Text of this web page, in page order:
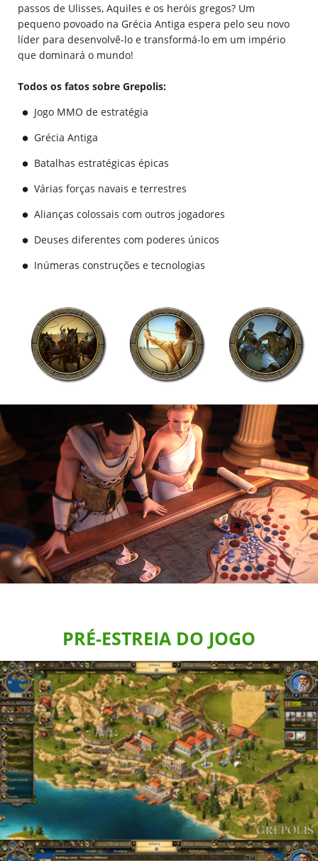
passos de Ulisses, Aquiles e os heróis gregos? Um
pequeno povoado na Grécia Antiga espera pelo seu novo
líder para desenvolvê-lo e transformá-lo em um império
que dominará o mundo!
Todos os fatos sobre Grepolis:
Jogo MMO de estratégia
Grécia Antiga
Batalhas estratégicas épicas
Várias forças navais e terrestres
Alianças colossais com outros jogadores
Deuses diferentes com poderes únicos
Inúmeras construções e tecnologias
PRÉ-ESTREIA DO JOGO